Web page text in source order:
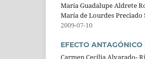
María Guadalupe Aldrete
María de Lourdes Preciado
2009-07-10
EFECTO
Carmen Cecilia Alvarado-